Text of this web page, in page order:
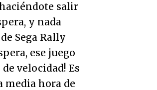
salir
y nada
Sega Rally
ese juego
velocidad! Es
media hora de